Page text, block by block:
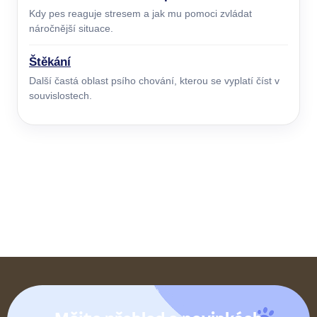
Kdy pes reaguje stresem a jak mu pomoci zvládat
náročnější situace.
Štěkání
Další častá oblast psího chování, kterou se vyplatí číst v
souvislostech.
á